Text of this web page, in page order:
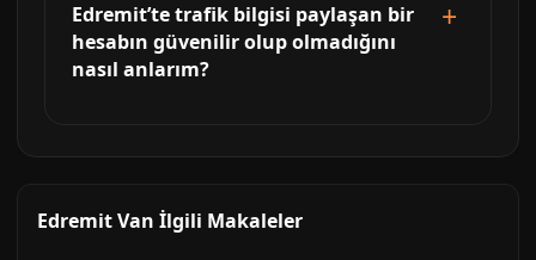
Edremit’te trafik bilgisi paylaşan bir
hesabın güvenilir olup olmadığını
nasıl anlarım?
Edremit Van İlgili Makaleler